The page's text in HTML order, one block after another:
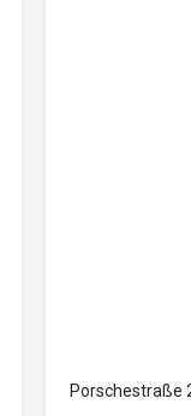
Porschestraße